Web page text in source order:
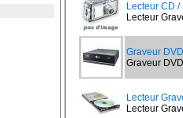
Lecteur CD
Lecteur
Graveur
Graveur
Lecteur
Lecteur